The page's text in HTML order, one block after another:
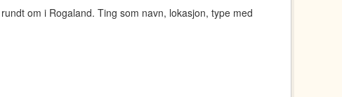
om i Rogaland. Ting som navn, lokasjon, type med